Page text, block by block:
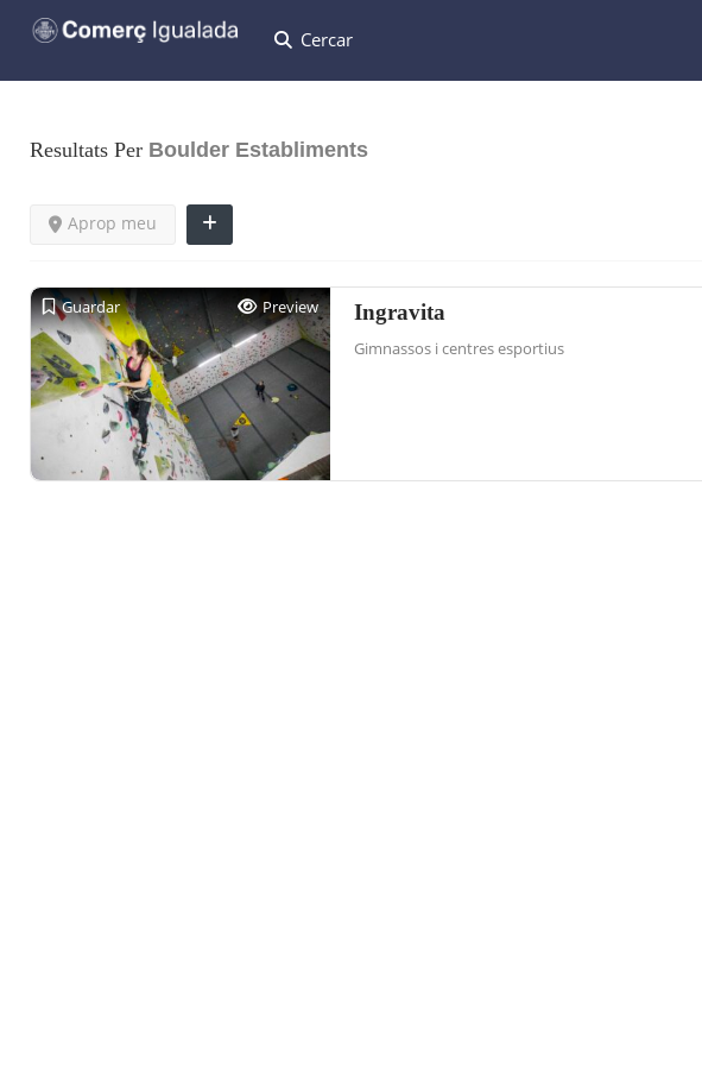
Cercar
Resultats Per Boulder Establiments
Aprop meu
Guardar Preview Ingravita
Gimnassos i centres esportius